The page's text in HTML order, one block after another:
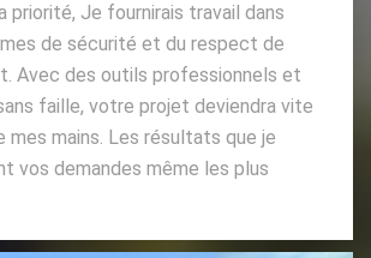
priorité, Je fournirais travail dans
de sécurité et du respect de
Avec des outils professionnels et
faille, votre projet deviendra vite
mes mains. Les résultats que je
vos demandes même les plus